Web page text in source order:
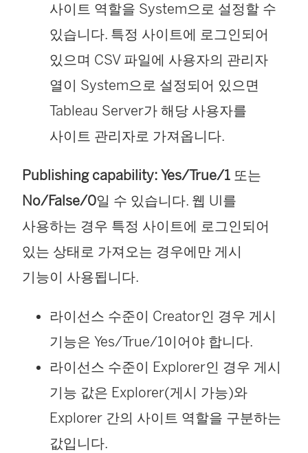
사이트 역할을 System으로 설정할 수
있습니다. 특정 사이트에 로그인되어
있으며 CSV 파일에 사용자의 관리자
열이 System으로 설정되어 있으면
Tableau Server가 해당 사용자를
사이트 관리자로 가져옵니다.
Publishing capability: Yes/True/1 또는
No/False/0일 수 있습니다. 웹 UI를
사용하는 경우 특정 사이트에 로그인되어
있는 상태로 가져오는 경우에만 게시
기능이 사용됩니다.
라이선스 수준이 Creator인 경우 게시
기능은 Yes/True/1이어야 합니다.
라이선스 수준이 Explorer인 경우 게시
기능 값은 Explorer(게시 가능)와
Explorer 간의 사이트 역할을 구분하는
값입니다.